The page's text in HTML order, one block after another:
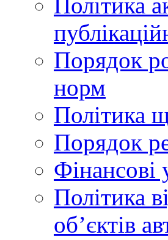
Порядок
норм
Політика
Порядок
Фінансові
Політика
обʼєктів